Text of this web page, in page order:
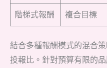
階梯式報酬 複合目標
結合多種報酬模式的混合
投報比。針對預算有限的